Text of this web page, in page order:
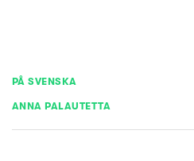
PÅ SVENSKA
ANNA PALAUTETTA